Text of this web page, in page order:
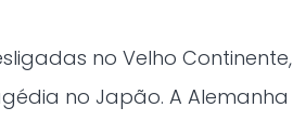
no Velho Continente,
no Japão. A Alemanha